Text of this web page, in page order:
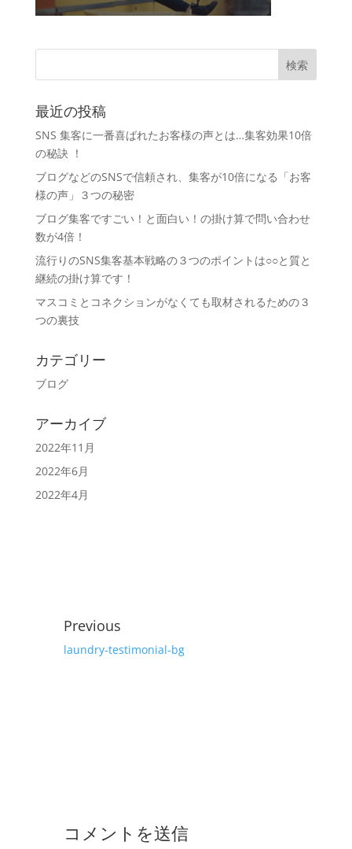
最近の投稿
SNS 集客に一番喜ばれたお客様の声とは…集客効果10倍
の秘訣 ！
ブログなどのSNSで信頼され、集客が10倍になる「お客
様の声」３つの秘密
ブログ集客ですごい！と面白い！の掛け算で問い合わせ
数が4倍！
流行りのSNS集客基本戦略の３つのポイントは○○と質と
継続の掛け算です！
マスコミとコネクションがなくても取材されるための３
つの裏技
カテゴリー
ブログ
アーカイブ
2022年11月
2022年6月
2022年4月
Previous
laundry-testimonial-bg
コメントを送信